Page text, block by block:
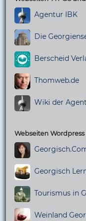
Agentur IBK
Die
Berscheid
Thomweb.de
Wiki der
Webseiten Wordpress
Georgisch
Tourismus in
Weinland